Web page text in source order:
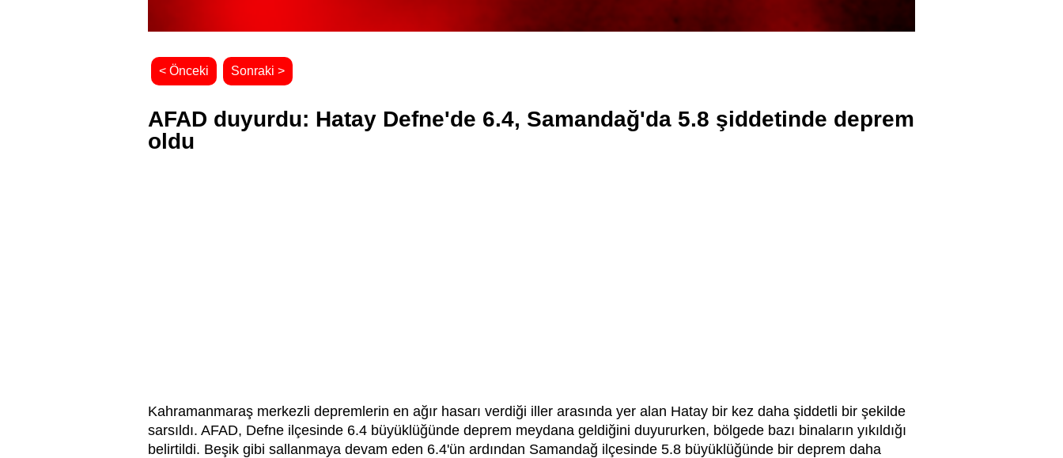
< Önceki Sonraki >
AFAD duyurdu: Hatay Defne'de 6.4, Samandağ'da 5.8 şiddetinde deprem
oldu
Kahramanmaraş merkezli depremlerin en ağır hasarı verdiği iller arasında yer alan Hatay bir kez daha şiddetli bir şekilde
sarsıldı. AFAD, Defne ilçesinde 6.4 büyüklüğünde deprem meydana geldiğini duyururken, bölgede bazı binaların yıkıldığı
belirtildi. Beşik gibi sallanmaya devam eden 6.4'ün ardından Samandağ ilçesinde 5.8 büyüklüğünde bir deprem daha